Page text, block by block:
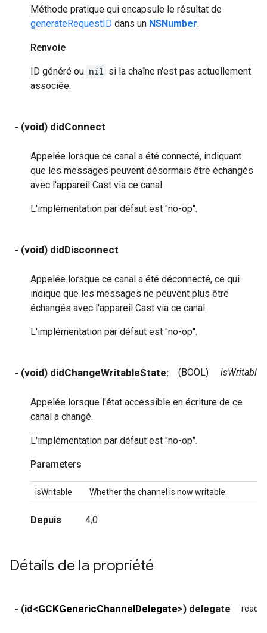
Méthode pratique qui encapsule le résultat de
generateRequestID dans un NSNumber.
Renvoie
ID généré ou nil si la chaîne n'est pas actuellement
associée.
- (void) didConnect
Appelée lorsque ce canal a été connecté, indiquant
que les messages peuvent désormais être échangés
avec l'appareil Cast via ce canal.
L'implémentation par défaut est "no-op".
- (void) didDisconnect
Appelée lorsque ce canal a été déconnecté, ce qui
indique que les messages ne peuvent plus être
échangés avec l'appareil Cast via ce canal.
L'implémentation par défaut est "no-op".
- (void) didChangeWritableState: (BOOL) isWritable
Appelée lorsque l'état accessible en écriture de ce
canal a changé.
L'implémentation par défaut est "no-op".
Parameters
isWritable Whether the channel is now writable.
Depuis 4,0
Détails de la propriété
- (id<GCKGenericChannelDelegate>) delegate read